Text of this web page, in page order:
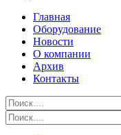
Главная
Оборудование
Новости
О компании
Архив
Контакты